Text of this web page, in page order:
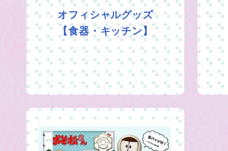
オフィシャルグッズ
【食器・キッチン】